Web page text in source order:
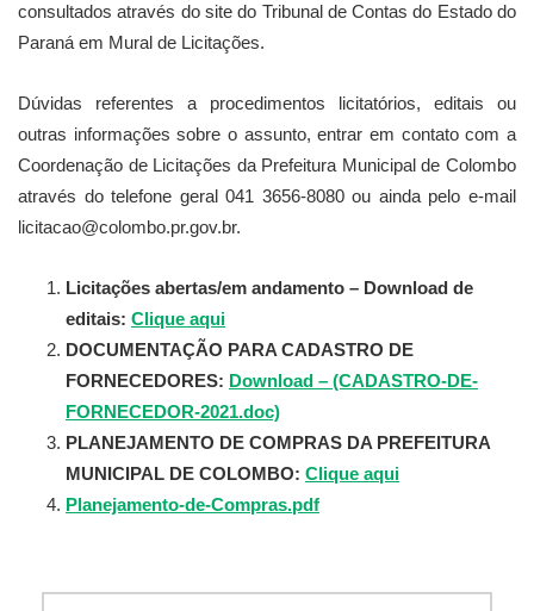
consultados através do site do Tribunal de Contas do Estado do
Paraná em Mural de Licitações.
Dúvidas referentes a procedimentos licitatórios, editais ou
outras informações sobre o assunto, entrar em contato com a
Coordenação de Licitações da Prefeitura Municipal de Colombo
através do telefone geral 041 3656-8080 ou ainda pelo e-mail
licitacao@colombo.pr.gov.br.
Licitações abertas/em andamento – Download de
editais: Clique aqui
DOCUMENTAÇÃO PARA CADASTRO DE
FORNECEDORES: Download – (CADASTRO-DE-
FORNECEDOR-2021.doc)
PLANEJAMENTO DE COMPRAS DA PREFEITURA
MUNICIPAL DE COLOMBO: Clique aqui
Planejamento-de-Compras.pdf